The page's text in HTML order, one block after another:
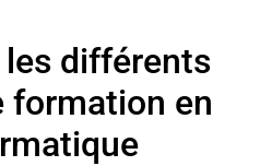
différents
formation en